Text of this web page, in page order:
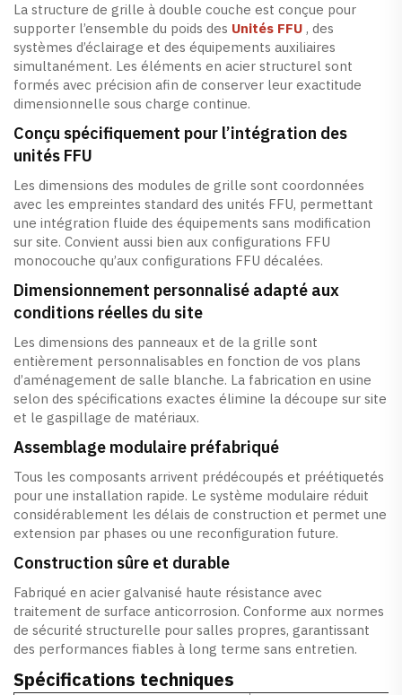
La structure de grille à double couche est conçue pour
supporter l’ensemble du poids des Unités FFU , des
systèmes d’éclairage et des équipements auxiliaires
simultanément. Les éléments en acier structurel sont
formés avec précision afin de conserver leur exactitude
dimensionnelle sous charge continue.
Conçu spécifiquement pour l’intégration des
unités FFU
Les dimensions des modules de grille sont coordonnées
avec les empreintes standard des unités FFU, permettant
une intégration fluide des équipements sans modification
sur site. Convient aussi bien aux configurations FFU
monocouche qu’aux configurations FFU décalées.
Dimensionnement personnalisé adapté aux
conditions réelles du site
Les dimensions des panneaux et de la grille sont
entièrement personnalisables en fonction de vos plans
d’aménagement de salle blanche. La fabrication en usine
selon des spécifications exactes élimine la découpe sur site
et le gaspillage de matériaux.
Assemblage modulaire préfabriqué
Tous les composants arrivent prédécoupés et préétiquetés
pour une installation rapide. Le système modulaire réduit
considérablement les délais de construction et permet une
extension par phases ou une reconfiguration future.
Construction sûre et durable
Fabriqué en acier galvanisé haute résistance avec
traitement de surface anticorrosion. Conforme aux normes
de sécurité structurelle pour salles propres, garantissant
des performances fiables à long terme sans entretien.
Spécifications techniques